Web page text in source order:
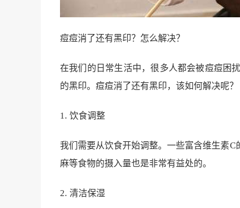
痘痘消了还有黑印？怎么解决？
在我们的日常生活中，很多人都会被痘痘困
的黑印。痘痘消了还有黑印，该如何解决呢？
1. 饮食调整
我们需要从饮食开始调整。一些富含维生素
麻等食物的摄入量也是非常有益处的。
2. 清洁保湿